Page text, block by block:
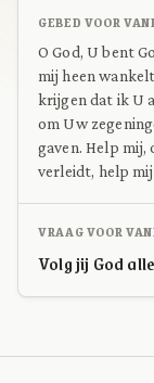
GEBED VOOR
O God, U bent
mij heen
krijgen dat ik U
om Uw
gaven. Help mij,
verleidt, help
VRAAG VOOR
Volg jij God